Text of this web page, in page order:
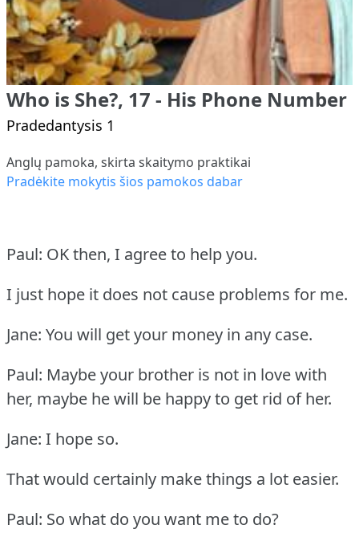
Who is She?, 17 - His Phone Number
Pradedantysis 1
Anglų pamoka, skirta skaitymo praktikai
Pradėkite mokytis šios pamokos dabar
Paul: OK then, I agree to help you.
I just hope it does not cause problems for me.
Jane: You will get your money in any case.
Paul: Maybe your brother is not in love with
her, maybe he will be happy to get rid of her.
Jane: I hope so.
That would certainly make things a lot easier.
Paul: So what do you want me to do?